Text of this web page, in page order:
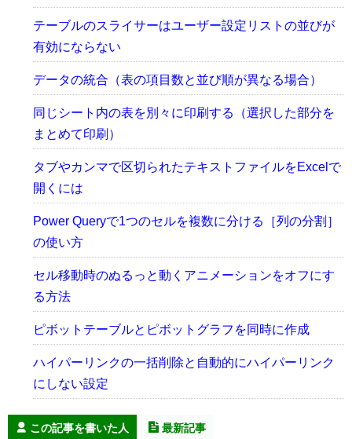
テーブルのスライサーはユーザー設定リストの並びが
有効にならない
データの統合（表の項目数と並び順が異なる場合）
同じシート内の表を別々に印刷する（選択した部分を
まとめて印刷）
タブやカンマで区切られたテキストファイルをExcelで
開くには
Power Queryで1つのセルを複数に分ける［列の分割］
の使い方
セル移動時のぬるっと動くアニメーションをオフにす
る方法
ピボットテーブルとピボットグラフを同時に作成
ハイパーリンクの一括削除と自動的にハイパーリンク
にしない設定
この記事を書いた人 最新記事